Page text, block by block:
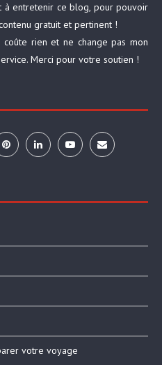
à entretenir ce blog, pour pouvoir
gratuit et pertinent !
rien et ne change pas mon
Merci pour votre soutien !
votre voyage